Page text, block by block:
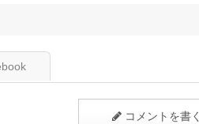
コメントを書く